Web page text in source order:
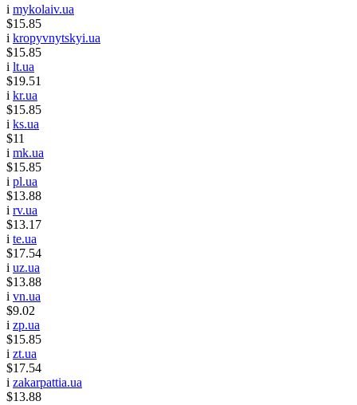
i mykolaiv.ua
$15.85
i kropyvnytskyi.ua
$15.85
i lt.ua
$19.51
i kr.ua
$15.85
i ks.ua
$11
i mk.ua
$15.85
i pl.ua
$13.88
i rv.ua
$13.17
i te.ua
$17.54
i uz.ua
$13.88
i vn.ua
$9.02
i zp.ua
$15.85
i zt.ua
$17.54
i zakarpattia.ua
$13.88